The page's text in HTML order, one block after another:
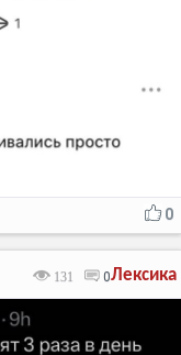
0
Лексика
131 0